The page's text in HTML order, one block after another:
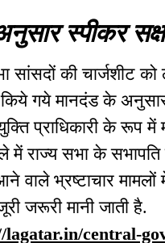
स्पीकर
की चार्जशीट को
किये गये मानदंड के
प्राधिकारी के रूप
सभा के सभापति
वाले भ्रष्टाचार
जरूरी मानी जाती है.
central-